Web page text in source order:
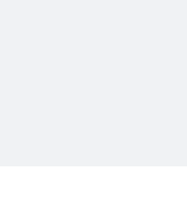
d’un service